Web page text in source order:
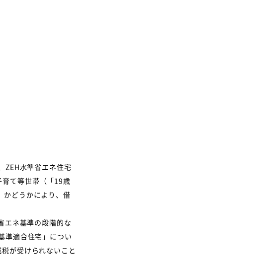
ZEH水準省エネ住宅
て等世帯（「19歳
かどうかにより、借
エネ基準の段階的な
準適合住宅」につい
が受けられないこと